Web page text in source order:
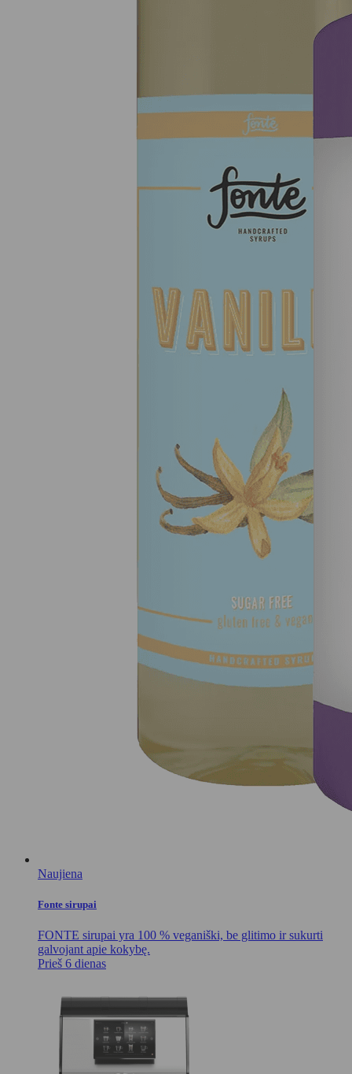
Naujiena
Fonte sirupai
FONTE sirupai yra 100 % veganiški, be glitimo ir sukurti
galvojant apie kokybę.
Prieš 6 dienas